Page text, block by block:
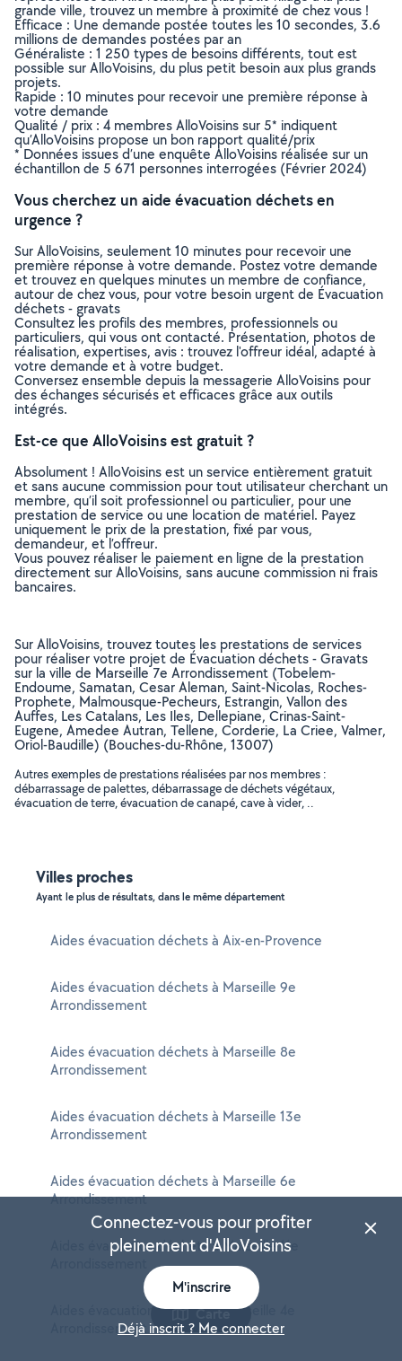
grande ville, trouvez un membre à proximité de chez vous !
Efficace : Une demande postée toutes les 10 secondes, 3.6
millions de demandes postées par an
Généraliste : 1 250 types de besoins différents, tout est
possible sur AlloVoisins, du plus petit besoin aux plus grands
projets.
Rapide : 10 minutes pour recevoir une première réponse à
votre demande
Qualité / prix : 4 membres AlloVoisins sur 5* indiquent
qu’AlloVoisins propose un bon rapport qualité/prix
* Données issues d’une enquête AlloVoisins réalisée sur un
échantillon de 5 671 personnes interrogées (Février 2024)
Vous cherchez un aide évacuation déchets en
urgence ?
Sur AlloVoisins, seulement 10 minutes pour recevoir une
première réponse à votre demande. Postez votre demande
et trouvez en quelques minutes un membre de confiance,
autour de chez vous, pour votre besoin urgent de Évacuation
déchets - gravats
Consultez les profils des membres, professionnels ou
particuliers, qui vous ont contacté. Présentation, photos de
réalisation, expertises, avis : trouvez l'offreur idéal, adapté à
votre demande et à votre budget.
Conversez ensemble depuis la messagerie AlloVoisins pour
des échanges sécurisés et efficaces grâce aux outils
intégrés.
Est-ce que AlloVoisins est gratuit ?
Absolument ! AlloVoisins est un service entièrement gratuit
et sans aucune commission pour tout utilisateur cherchant un
membre, qu’il soit professionnel ou particulier, pour une
prestation de service ou une location de matériel. Payez
uniquement le prix de la prestation, fixé par vous,
demandeur, et l’offreur.
Vous pouvez réaliser le paiement en ligne de la prestation
directement sur AlloVoisins, sans aucune commission ni frais
bancaires.
Sur AlloVoisins, trouvez toutes les prestations de services
pour réaliser votre projet de Évacuation déchets - Gravats
sur la ville de Marseille 7e Arrondissement (Tobelem-
Endoume, Samatan, Cesar Aleman, Saint-Nicolas, Roches-
Prophete, Malmousque-Pecheurs, Estrangin, Vallon des
Auffes, Les Catalans, Les Iles, Dellepiane, Crinas-Saint-
Eugene, Amedee Autran, Tellene, Corderie, La Criee, Valmer,
Oriol-Baudille) (Bouches-du-Rhône, 13007)
Autres exemples de prestations réalisées par nos membres :
débarrassage de palettes, débarrassage de déchets végétaux,
évacuation de terre, évacuation de canapé, cave à vider, ..
Villes proches
Ayant le plus de résultats, dans le même département
Aides évacuation déchets à Aix-en-Provence
Aides évacuation déchets à Marseille 9e
Arrondissement
Aides évacuation déchets à Marseille 8e
Arrondissement
Aides évacuation déchets à Marseille 13e
Arrondissement
Aides évacuation déchets à Marseille 6e
Arrondissement
Aides évacuation déchets à Marseille 11e
Aides évacuation déchets à Marseille 4e
Arrondissement
Carte
Connectez-vous pour profiter
pleinement d'AlloVoisins
M'inscrire
Déjà inscrit ? Me connecter